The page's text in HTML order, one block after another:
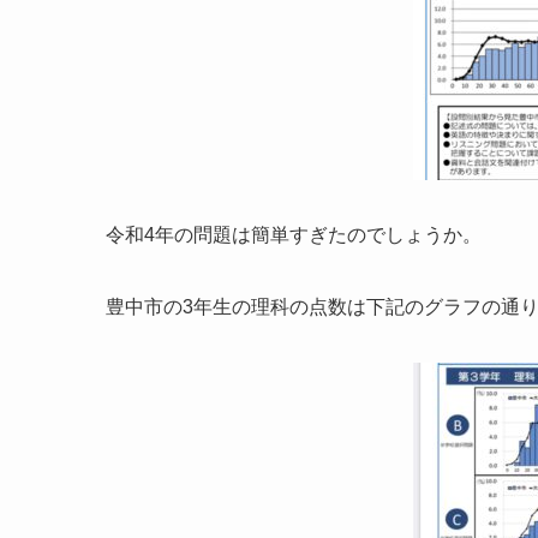
令和4年の問題は簡単すぎたのでしょうか。
豊中市の3年生の理科の点数は下記のグラフの通